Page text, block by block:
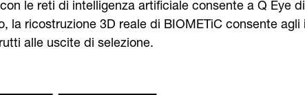
le reti di intelligenza artificiale consente a Q Eye
la ricostruzione 3D reale di BIOMETiC consente
alle uscite di selezione.